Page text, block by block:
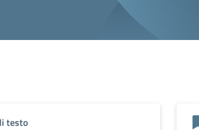
testo